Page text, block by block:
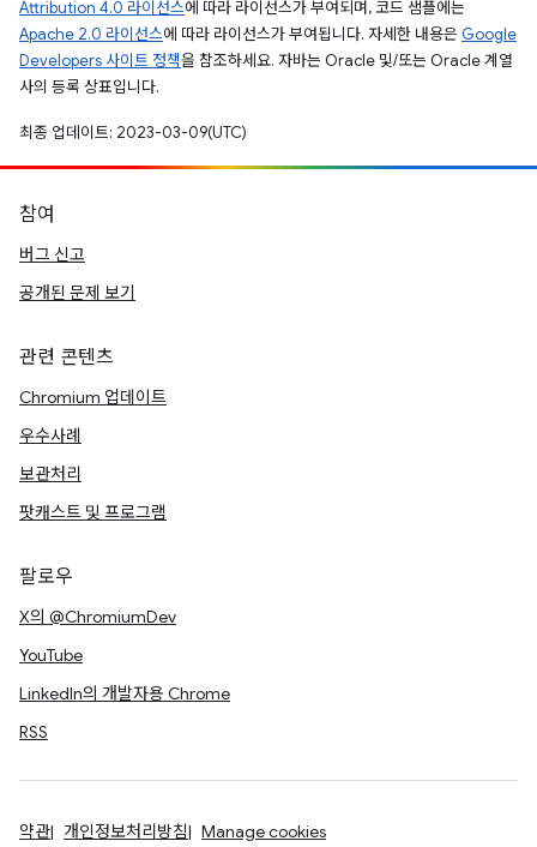
Attribution 4.0 라이선스에 따라 라이선스가 부여되며, 코드 샘플에는
Apache 2.0 라이선스에 따라 라이선스가 부여됩니다. 자세한 내용은 Google
Developers 사이트 정책을 참조하세요. 자바는 Oracle 및/또는 Oracle 계열
사의 등록 상표입니다.
최종 업데이트: 2023-03-09(UTC)
참여
버그 신고
공개된 문제 보기
관련 콘텐츠
Chromium 업데이트
우수사례
보관처리
팟캐스트 및 프로그램
팔로우
X의 @ChromiumDev
YouTube
LinkedIn의 개발자용 Chrome
RSS
약관 개인정보처리방침 Manage cookies